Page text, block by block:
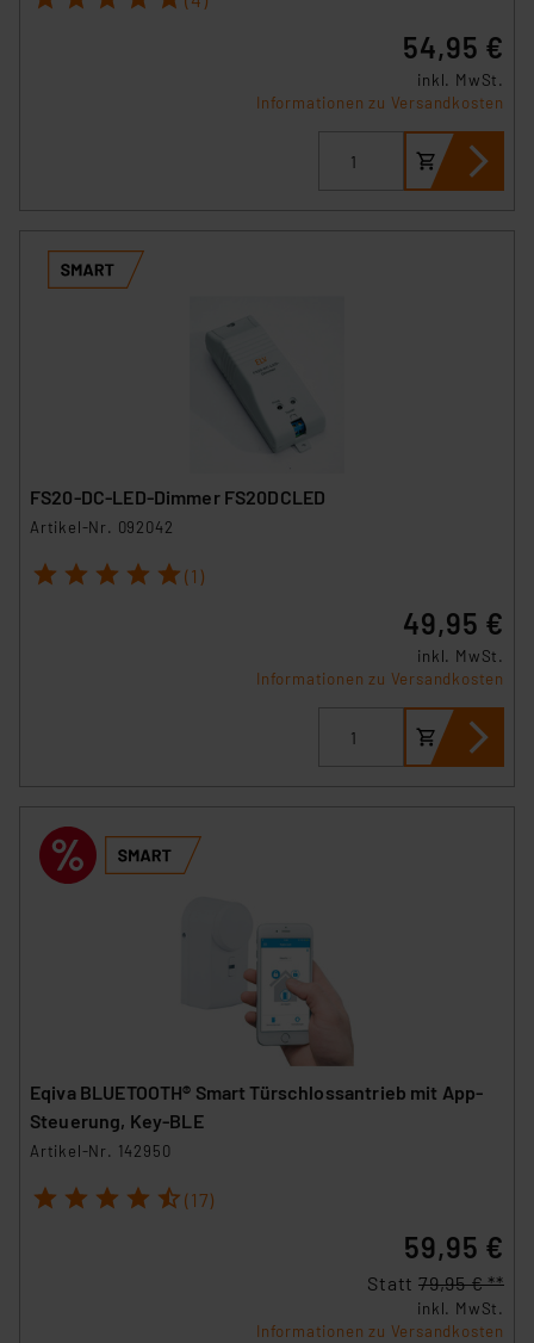
54,95 €
inkl. MwSt.
Informationen zu Versandkosten
FS20-DC-LED-Dimmer FS20DCLED
Artikel-Nr. 092042
1 2 3 4 5 (1)
49,95 €
inkl. MwSt.
Informationen zu Versandkosten
Eqiva BLUETOOTH® Smart Türschlossantrieb mit App-
Steuerung, Key-BLE
Artikel-Nr. 142950
1 2 3 4 5 (17)
59,95 €
Statt 79,95 € **
inkl. MwSt.
Informationen zu Versandkosten